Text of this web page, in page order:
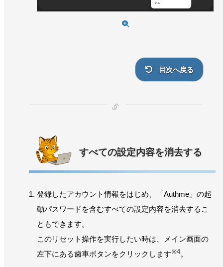
目次へ戻る
すべての設定内容を消去する
登録したアカウント情報をはじめ、「Authme」の起
動パスワードを含むすべての設定内容を消去するこ
ともできます。
このリセット操作を実行したい時は、メイン画面の
左下にある歯車ボタンをクリックします※4。